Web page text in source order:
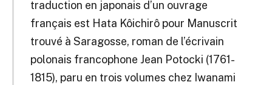
traduction en japonais d’un ouvrage
français est Hata Kôichirô pour Manuscrit
trouvé à Saragosse, roman de l’écrivain
polonais francophone Jean Potocki (1761-
1815), paru en trois volumes chez Iwanami